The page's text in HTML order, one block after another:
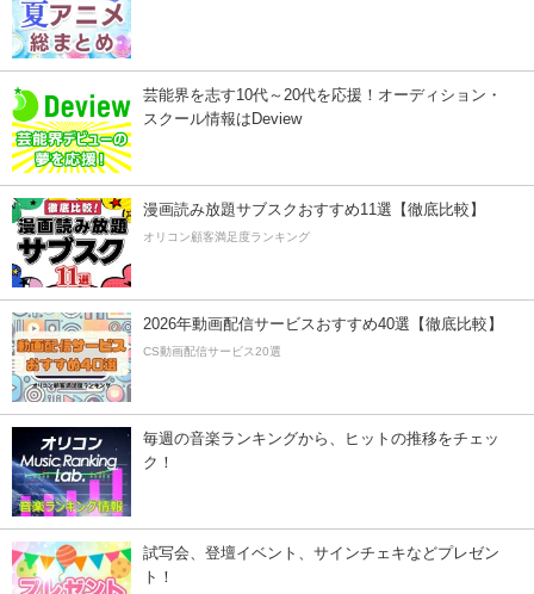
芸能界を志す10代～20代を応援！オーディション・
スクール情報はDeview
漫画読み放題サブスクおすすめ11選【徹底比較】
オリコン顧客満足度ランキング
2026年動画配信サービスおすすめ40選【徹底比較】
CS動画配信サービス20選
毎週の音楽ランキングから、ヒットの推移をチェッ
ク！
試写会、登壇イベント、サインチェキなどプレゼン
ト！